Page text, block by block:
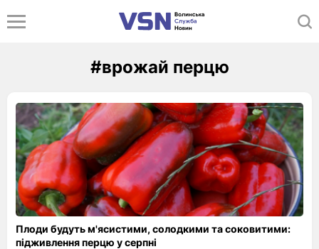
#врожай перцю
Плоди будуть м'ясистими, солодкими та соковитими:
підживлення перцю у серпні